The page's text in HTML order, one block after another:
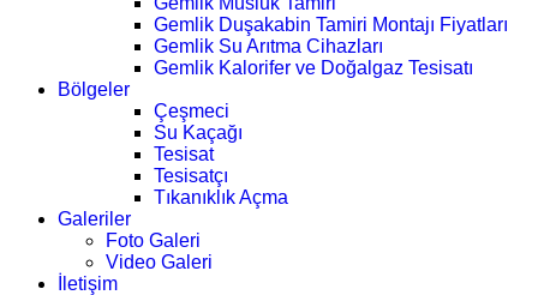
Gemlik Duşakabin Tamiri Montajı Fiyatları
Gemlik Su Arıtma Cihazları
Gemlik Kalorifer ve Doğalgaz Tesisatı
Bölgeler
Çeşmeci
Su Kaçağı
Tesisat
Tesisatçı
Tıkanıklık Açma
Galeriler
Foto Galeri
Video Galeri
İletişim